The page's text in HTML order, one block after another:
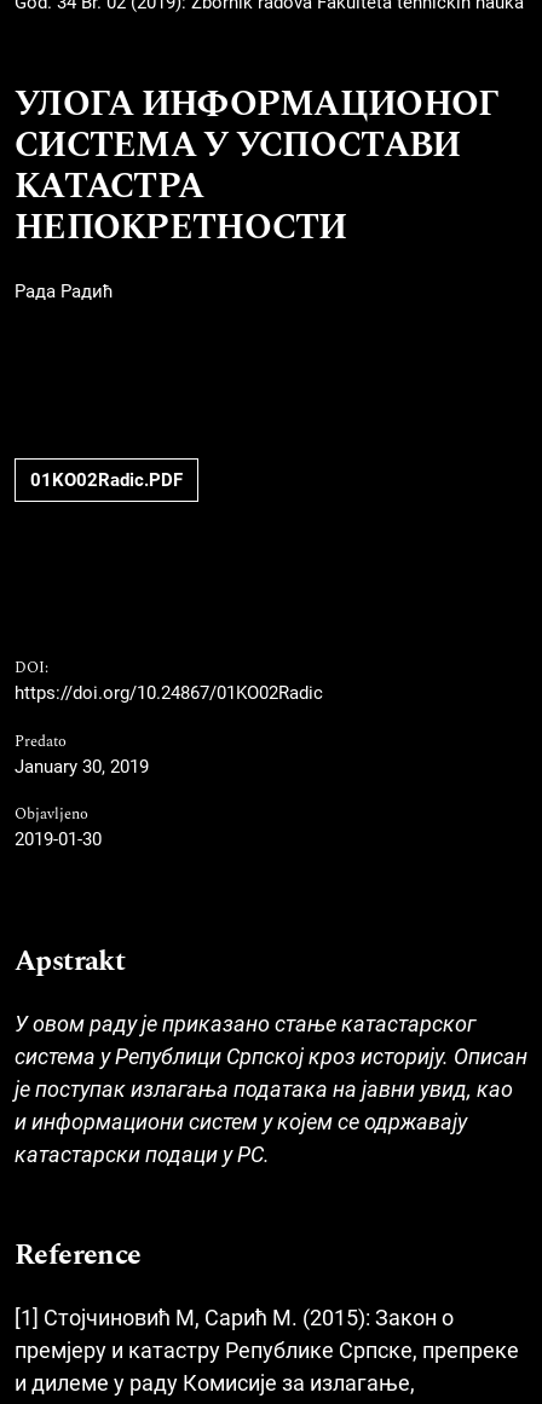
УЛОГА ИНФОРМАЦИОНОГ
СИСТЕМА У УСПОСТАВИ
КАТАСТРА
НЕПОКРЕТНОСТИ
Рада Радић
01KO02Radic.PDF
DOI:
https://doi.org/10.24867/01KO02Radic
Predato
January 30, 2019
Objavljeno
2019-01-30
Apstrakt
У овом раду је приказано стање катастарског
система у Републици Српској кроз историју. Описан
је поступак излагања података на јавни увид, као
и информациони систем укојем се одржавају
катастарски подаци у РС.
Reference
[1] Стојчиновић М, Сарић М. (2015): Закон о
премјеру и катастру Републике Српске, препреке
и дилеме у раду Комисије за излагање,